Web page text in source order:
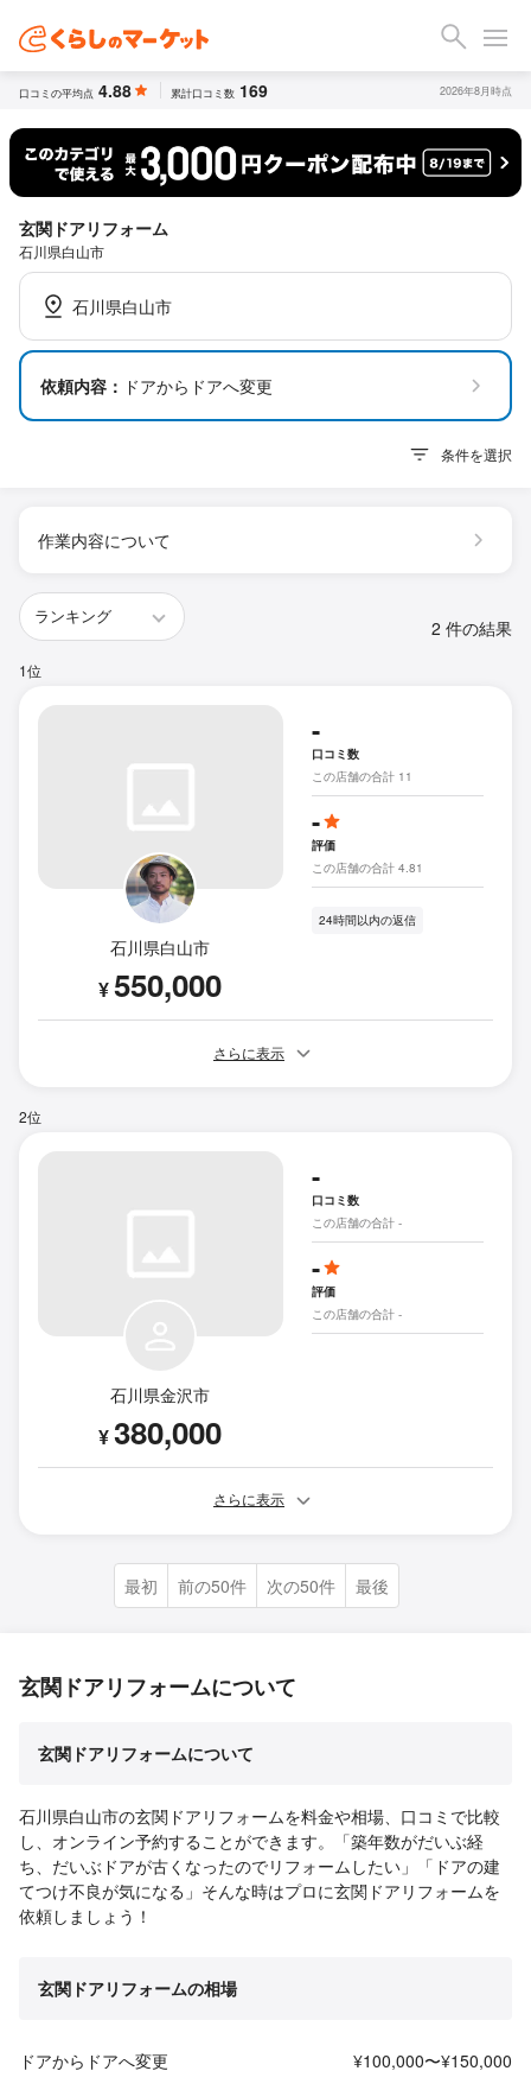
口コミの平均点 4.88 累計口コミ数 169 2026年8月時点
玄関ドアリフォーム
石川県白山市
石川県白山市
依頼内容： ドアからドアへ変更
条件を選択
作業内容について
2 件の結果
1位
石川県白山市
¥550,000
-
口コミ数
この店舗の合計 11
-
評価
この店舗の合計 4.81
24時間以内の返信
さらに表示
2位
石川県金沢市
¥380,000
-
口コミ数
この店舗の合計 -
-
評価
この店舗の合計 -
さらに表示
最初 前の50件 次の50件 最後
玄関ドアリフォームについて
玄関ドアリフォームについて
石川県白山市の玄関ドアリフォームを料金や相場、口コミで比較
し、オンライン予約することができます。「築年数がだいぶ経
ち、だいぶドアが古くなったのでリフォームしたい」「ドアの建
てつけ不良が気になる」そんな時はプロに玄関ドアリフォームを
依頼しましょう！
玄関ドアリフォームの相場
ドアからドアへ変更
¥100,000〜¥150,000